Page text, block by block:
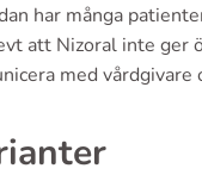
har många
att Nizoral inte
med